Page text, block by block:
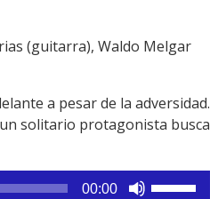
(guitarra), Waldo Melgar
a pesar de la adversidad.
solitario protagonista busca
00:00